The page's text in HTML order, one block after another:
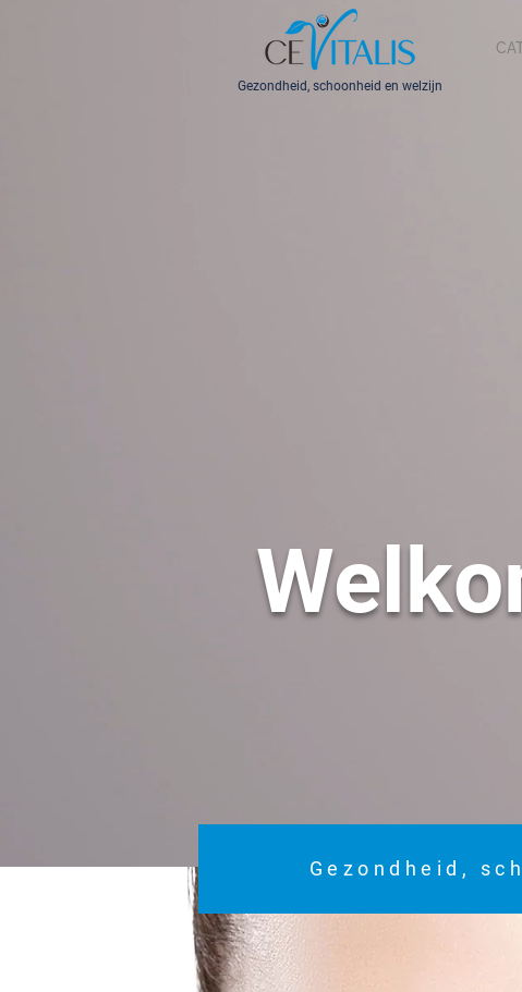
Gezondheid, schoonheid en welzijn
Gezondheid,